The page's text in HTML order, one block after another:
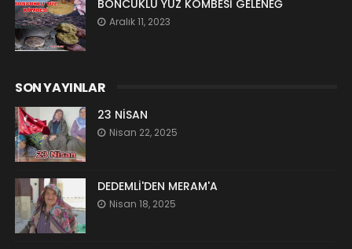
BONCUKLU YÜZ KÖMBESİ GELENEĞ
Aralık 11, 2023
SON YAYINLAR
23 NİSAN
Nisan 22, 2025
DEDEMLİ'DEN MERAM'A
Nisan 18, 2025